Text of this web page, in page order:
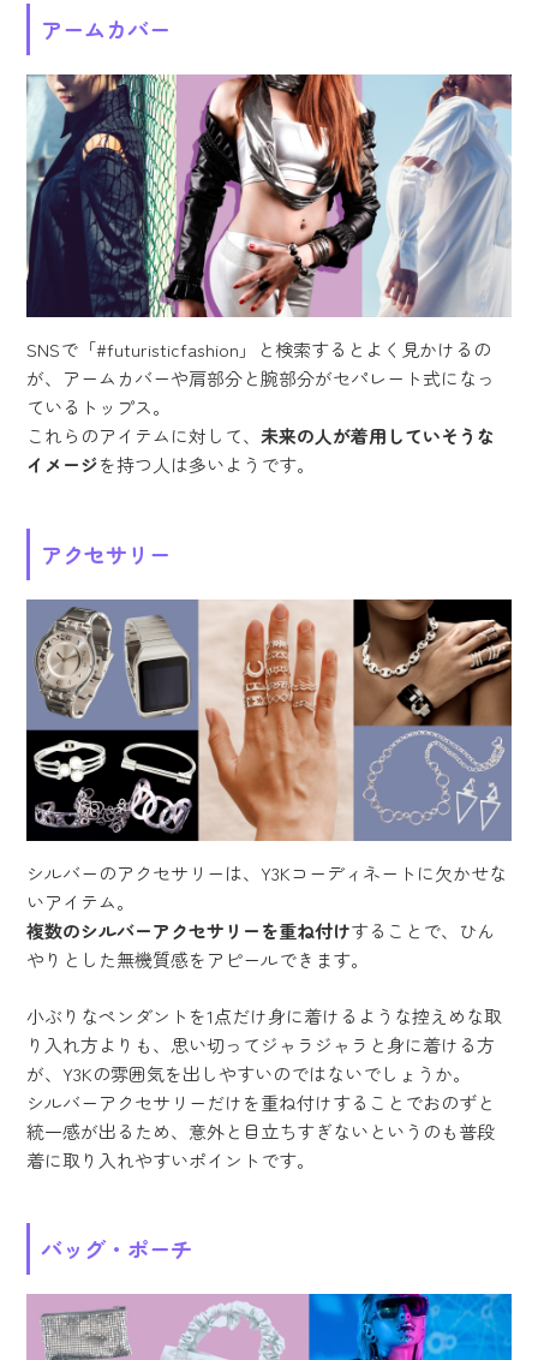
アームカバー
SNSで「#futuristicfashion」と検索するとよく見かけるの
が、アームカバーや肩部分と腕部分がセパレート式になっ
ているトップス。
これらのアイテムに対して、未来の人が着用していそうな
イメージを持つ人は多いようです。
アクセサリー
シルバーのアクセサリーは、Y3Kコーディネートに欠かせな
いアイテム。
複数のシルバーアクセサリーを重ね付けすることで、ひん
やりとした無機質感をアピールできます。
小ぶりなペンダントを1点だけ身に着けるような控えめな取
り入れ方よりも、思い切ってジャラジャラと身に着ける方
が、Y3Kの雰囲気を出しやすいのではないでしょうか。
シルバーアクセサリーだけを重ね付けすることでおのずと
統一感が出るため、意外と目立ちすぎないというのも普段
着に取り入れやすいポイントです。
バッグ・ポーチ